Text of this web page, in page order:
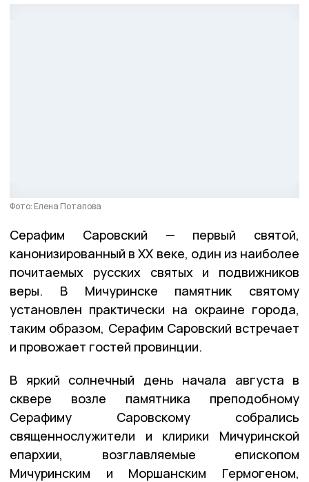
Фото: Елена Потапова
Серафим Саровский — первый святой,
канонизированный в ХХ веке, один из наиболее
почитаемых русских святых и подвижников
веры. В Мичуринске памятник святому
установлен практически на окраине города,
таким образом, Серафим Саровский встречает
и провожает гостей провинции.
В яркий солнечный день начала августа в
сквере возле памятника преподобному
Серафиму Саровскому собрались
священнослужители и клирики Мичуринской
епархии, возглавляемые епископом
Мичуринским и Моршанским Гермогеном,